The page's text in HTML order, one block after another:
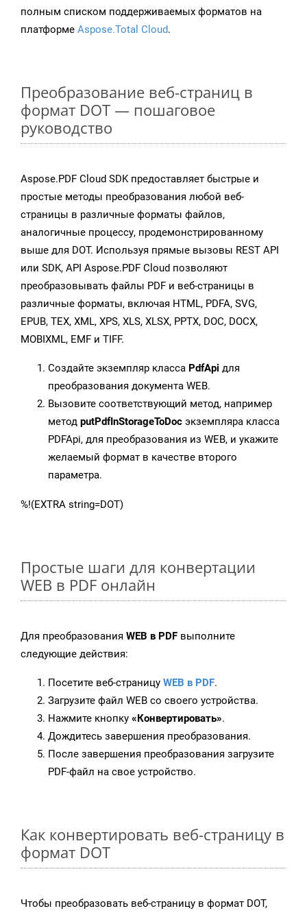
полным списком поддерживаемых форматов на
платформе Aspose.Total Cloud.
Преобразование веб-страниц в
формат DOT — пошаговое
руководство
Aspose.PDF Cloud SDK предоставляет быстрые и
простые методы преобразования любой веб-
страницы в различные форматы файлов,
аналогичные процессу, продемонстрированному
выше для DOT. Используя прямые вызовы REST API
или SDK, API Aspose.PDF Cloud позволяют
преобразовывать файлы PDF и веб-страницы в
различные форматы, включая HTML, PDFA, SVG,
EPUB, TEX, XML, XPS, XLS, XLSX, PPTX, DOC, DOCX,
MOBIXML, EMF и TIFF.
Создайте экземпляр класса PdfApi для
преобразования документа WEB.
Вызовите соответствующий метод, например
метод putPdfInStorageToDoc экземпляра класса
PDFApi, для преобразования из WEB, и укажите
желаемый формат в качестве второго
параметра.
%!(EXTRA string=DOT)
Простые шаги для конвертации
WEB в PDF онлайн
Для преобразования WEB в PDF выполните
следующие действия:
Посетите веб-страницу WEB в PDF.
Загрузите файл WEB со своего устройства.
Нажмите кнопку «Конвертировать».
Дождитесь завершения преобразования.
После завершения преобразования загрузите
PDF-файл на свое устройство.
Как конвертировать веб-страницу в
формат DOT
Чтобы преобразовать веб-страницу в формат DOT,